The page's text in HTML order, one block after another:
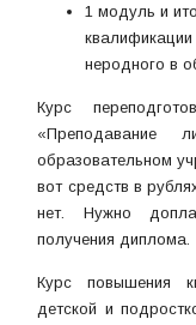
1 модуль и
неродного в
Курс
«Преподавание
образовательном
вот средств в
нет. Нужно
получения диплома.
Курс повышения
детской и